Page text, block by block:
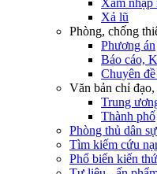
Xâm nhập
Xả lũ
Phòng, chống
Phương án
Báo cáo,
Chuyên
Văn bản chỉ đạo,
Trung
Thành phố
Phòng thủ dân sự
Tìm kiếm cứu
Phổ biến kiến